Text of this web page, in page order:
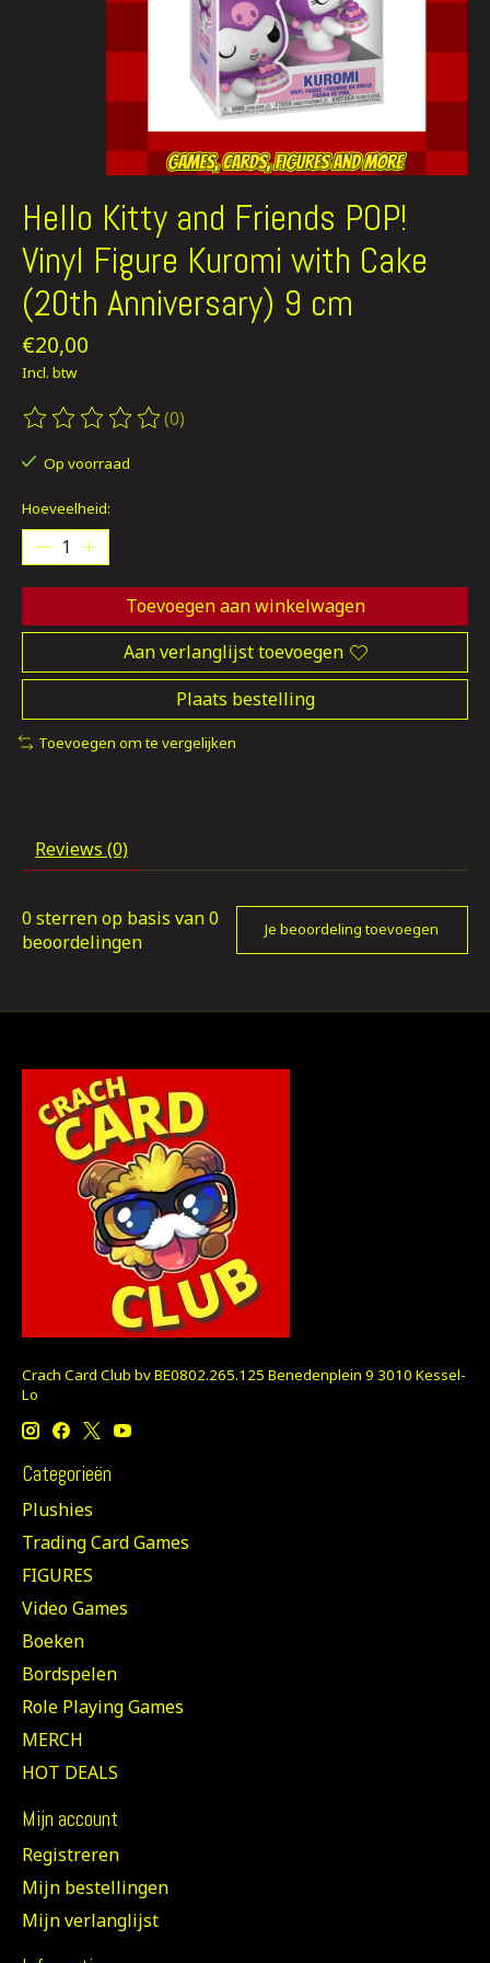
Hello Kitty and Friends POP!
Vinyl Figure Kuromi with Cake
(20th Anniversary) 9 cm
€20,00
Incl. btw
De beoordeling van dit product is
(0)
Op voorraad
Hoeveelheid:
Toevoegen aan winkelwagen
Aan verlanglijst toevoegen
Plaats bestelling
Toevoegen om te vergelijken
Reviews (0)
0 sterren op basis van0
beoordelingen
Je beoordeling toevoegen
Crach Card Club bv BE0802.265.125 Benedenplein 9 3010 Kessel-
Lo
Categorieën
Plushies
Trading Card Games
FIGURES
Video Games
Boeken
Bordspelen
Role Playing Games
MERCH
HOT DEALS
Mijn account
Registreren
Mijn bestellingen
Mijn verlanglijst